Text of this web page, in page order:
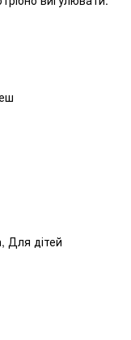
Для дітей